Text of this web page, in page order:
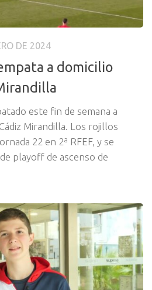
DE 2024
a domicilio
este fin de semana a
Mirandilla. Los rojillos
22 en 2ª RFEF, y se
playoff de ascenso de